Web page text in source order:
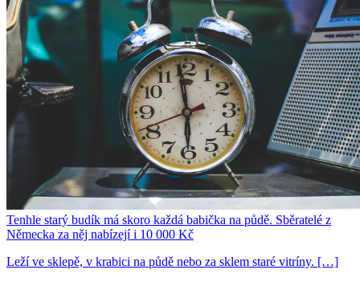
Tenhle starý budík má skoro každá babička na půdě. Sběratelé z
Německa za něj nabízejí i 10 000 Kč
Leží ve sklepě, v krabici na půdě nebo za sklem staré vitríny. […]